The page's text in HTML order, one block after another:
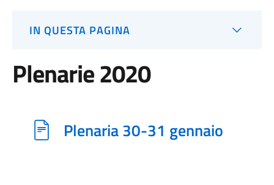
IN QUESTA PAGINA
Plenarie 2020
Plenaria 30-31 gennaio